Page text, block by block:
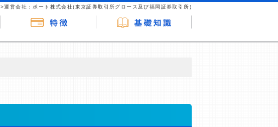
>運営会社：ポート株式会社(東京証券取引所グロース及び福岡証券取引所)